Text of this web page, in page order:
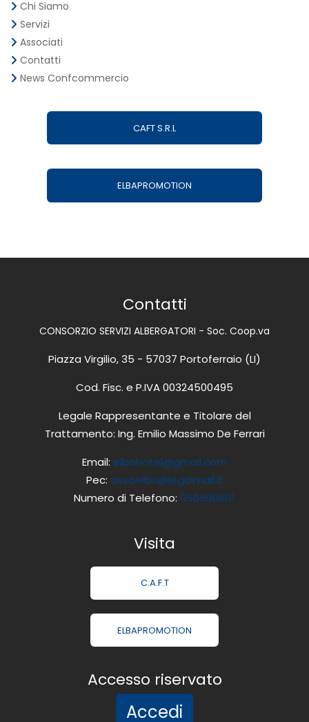
Chi Siamo
Servizi
Associati
Contatti
News Confcommercio
CAFT S.R.L
ELBAPROMOTION
Contatti
CONSORZIO SERVIZI ALBERGATORI - Soc. Coop.va
Piazza Virgilio, 35 - 57037 Portoferraio (LI)
Cod. Fisc. e P.IVA 00324500495
Legale Rappresentante e Titolare del
Trattamento: Ing. Emilio Massimo De Ferrari
Email: elbahotel@gmail.com
Pec: assoelba@legalmail.it
Numero di Telefono: 0565919611
Visita
C.A.F.T
ELBAPROMOTION
Accesso riservato
Accedi